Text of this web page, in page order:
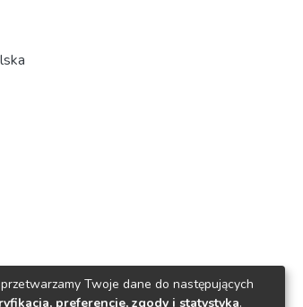
Twoje dane do następujących
preferencje, zgody i statystyka.